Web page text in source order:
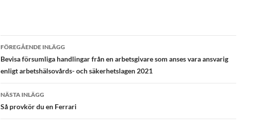
Inläggsnavigering
FÖREGÅENDE INLÄGG
Bevisa försumliga handlingar från en arbetsgivare som anses vara ansvarig
enligt arbetshälsovårds- och säkerhetslagen 2021
NÄSTA INLÄGG
Så provkör du en Ferrari